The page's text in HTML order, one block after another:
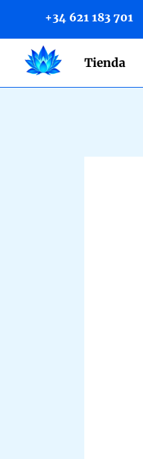
+34 621 183 701
Tienda